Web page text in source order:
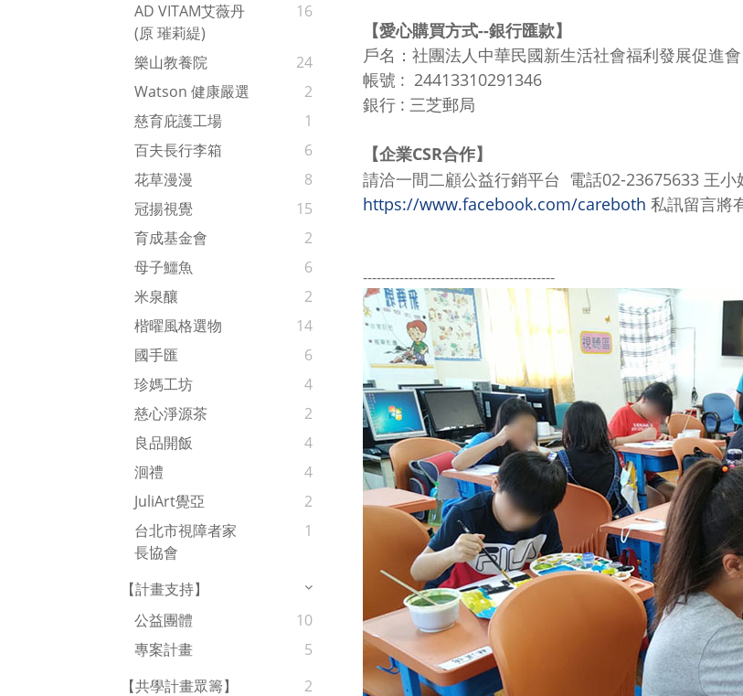
AD VITAM艾薇丹
(原 璀莉緹)
16
樂山教養院
24
Watson 健康嚴選
2
慈育庇護工場
1
百夫長行李箱
6
花草漫漫
8
冠揚視覺
15
育成基金會
2
母子鱷魚
6
米泉釀
2
楷曜風格選物
14
國手匯
6
珍媽工坊
4
慈心淨源茶
2
良品開飯
4
洄禮
4
JuliArt覺亞
2
台北市視障者家
長協會
1
【計畫支持】
公益團體
10
專案計畫
5
【共學計畫眾籌】
2
【愛心購買方式--銀行匯款】
戶名： 社團法人中華民國新生活社會福利發展促進會
帳號 : 24413310291346
銀行 : 三芝郵局
【企業CSR合作】
請洽一間二顧公益行銷平台 電話02-23675633 王小
https://www.facebook.com/careboth 私訊留言將
------------------------------------------